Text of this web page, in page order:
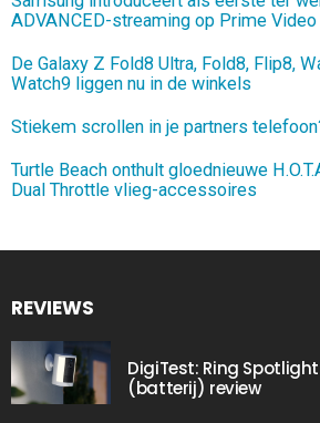
ADVANCED-streaming op Prime Video
De Galaxy Z Fold8 Ultra, Fold8, Flip8,
Watch9 liggen nu in de winkels
Stiekem scrollen in je partners
Turtle Beach onthult gloednieuwe
Dual Throttle vlieg-accessoires
REVIEWS
DigiTest: Ring
(batterij) review